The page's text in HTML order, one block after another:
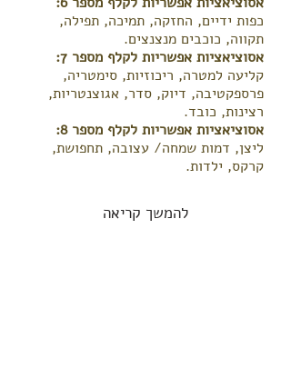
כפות ידיים, החזקה, תמיכה, תפילה,
תקווה, כוכבים מנצנצים.
אסוציאציות אפשריות לקלף מספר 7:
קליעה למטרה, ריכוזיות, סימטריה,
פרספקטיבה, דיוק, סדר, אגוצנטריות,
רצינות, כובד.
אסוציאציות אפשריות לקלף מספר 8:
ליצן, דמות שמחה/ עצובה, תחפושת,
קרקס, ילדות.
להמשך קריאה